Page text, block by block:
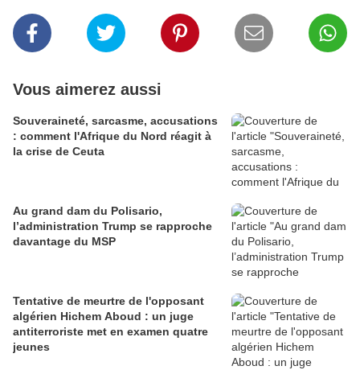
Vous aimerez aussi
Souveraineté, sarcasme, accusations
: comment l'Afrique du Nord réagit à
la crise de Ceuta
Au grand dam du Polisario,
l’administration Trump se rapproche
davantage du MSP
Tentative de meurtre de l'opposant
algérien Hichem Aboud : un juge
antiterroriste met en examen quatre
jeunes